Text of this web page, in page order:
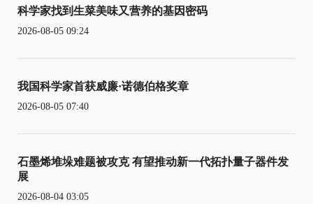
科学家找到生菜美味又营养的基因密码
2026-08-05 09:24
我国科学家首获威廉·诺德伯格奖章
2026-08-05 07:40
石墨烯堆垛难题被攻克 有望推动新一代拓扑量子器件发
展
2026-08-04 03:05